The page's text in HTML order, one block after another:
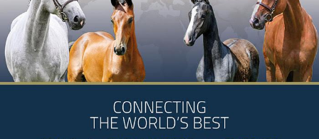
PAARDEN:QUICK DIAMANT HR EMERAUDE POMMEX Z,LUNA
VAN DE ZEILHOEK,ROSA KC KAZANDOR HERO Z, DARWIN
VAN DREAM STABLES Z
CATEGORIËN:SPORTNIEUWS SHOWJUMPING,REGIO,
INTERNATIONAAL,JUMPING INTERNATIONAAL